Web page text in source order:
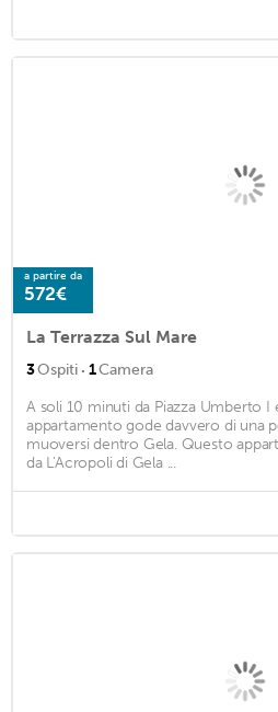
a partire da
572€
La Terrazza Sul Mare
3Ospiti · 1Camera
A soli 10 minuti da Piazza Umberto I
appartamento gode davvero di una
muoversi dentro Gela. Questo
da L'Acropoli di Gela ...